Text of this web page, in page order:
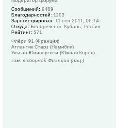
Сообщений: 9489
Благодарностей: 1103
Зарегистрирован: 11 сен 2011, 06:14
Откуда: Белореченск, Кубань, Россия
Рейтинг: 571
Флёри 91 (Франция)
Атлантик Старз (Намибия)
Ульсан Юниверсити (Южная Корея)
зам. в сборной Франции (нац.)